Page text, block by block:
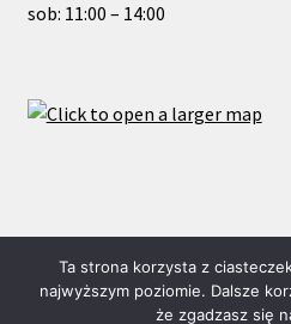
sob: 11:00 – 14:00
© ReneMusic 2022 Powered by
Ta strona korzysta z
najwyższym poziomie. Dalsze
że zgadzasz się